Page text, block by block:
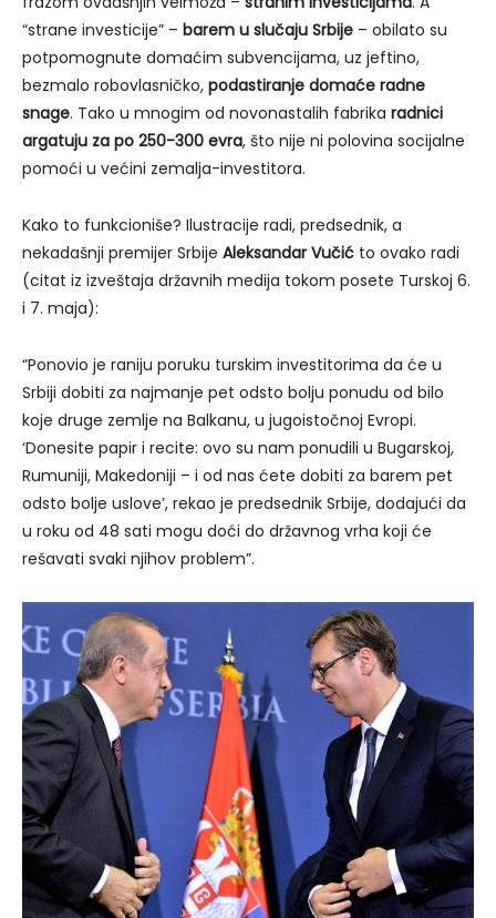
“strane investicije” – barem u slučaju Srbije – obilato su
potpomognute domaćim subvencijama, uz jeftino,
bezmalo robovlasničko, podastiranje domaće radne
snage. Tako u mnogim od novonastalih fabrika radnici
argatuju za po 250-300 evra, što nije ni polovina socijalne
pomoći u većini zemalja-investitora.
Kako to funkcioniše? Ilustracije radi, predsednik, a
nekadašnji premijer Srbije Aleksandar Vučić to ovako radi
(citat iz izveštaja državnih medija tokom posete Turskoj 6.
i 7. maja):
“Ponovio je raniju poruku turskim investitorima da će u
Srbiji dobiti za najmanje pet odsto bolju ponudu od bilo
koje druge zemlje na Balkanu, u jugoistočnoj Evropi.
‘Donesite papir i recite: ovo su nam ponudili u Bugarskoj,
Rumuniji, Makedoniji – i od nas ćete dobiti za barem pet
odsto bolje uslove’, rekao je predsednik Srbije, dodajući da
u roku od 48 sati mogu doći do državnog vrha koji će
rešavati svaki njihov problem”.